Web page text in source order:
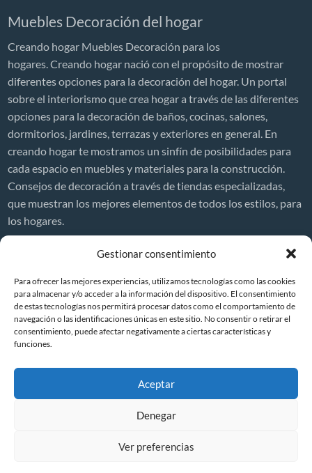
Gestionar consentimiento
Para ofrecer las mejores experiencias, utilizamos tecnologías como las cookies
para almacenar y/o acceder a la información del dispositivo. El consentimiento
de estas tecnologías nos permitirá procesar datos como el comportamiento de
navegación o las identificaciones únicas en este sitio. No consentir o retirar el
consentimiento, puede afectar negativamente a ciertas características y
funciones.
Aceptar
Denegar
Ver preferencias
Muebles Decoración del hogar
Creando hogar Muebles Decoración para los
hogares. Creando hogar nació con el propósito de mostrar
diferentes opciones para la decoración del hogar. Un portal
sobre el interiorismo que crea hogar a través de las diferentes
opciones para la decoración de baños, cocinas, salones,
dormitorios, jardines, terrazas y exteriores en general. En
creando hogar te mostramos un sinfín de posibilidades para
cada espacio en muebles y materiales para la construcción.
Consejos de decoración a través de tiendas especializadas,
que muestran los mejores elementos de todos los estilos, para
los hogares.
¿Cuánto cuesta reformar una casa?
Reformas integrales en viviendas
7 reformas efectivas para mejorar la seguridad de tu hogar
(guía práctica)
Aviso legal
Creando Hogar | Tiendas Muebles